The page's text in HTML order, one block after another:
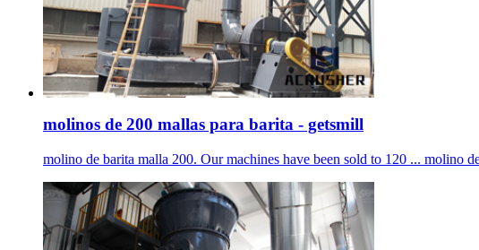
molinos de 200 mallas para barita - getsmill
molino de barita malla 200. Our machines have been sold to 120 ... molino